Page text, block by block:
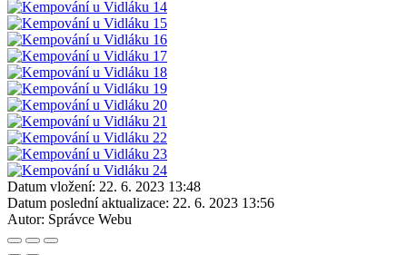
Datum vložení: 22. 6. 2023 13:48
Datum poslední aktualizace: 22. 6. 2023 13:56
Autor: Správce Webu